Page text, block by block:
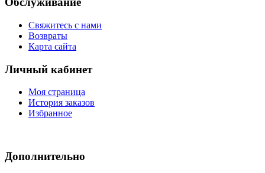
Свяжитесь с нами
Возвраты
Карта сайта
Личный кабинет
Моя страница
История заказов
Избранное
Дополнительно